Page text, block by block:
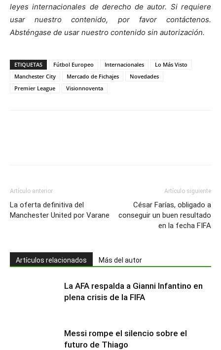
leyes internacionales de derecho de autor. Si requiere
usar nuestro contenido, por favor contáctenos.
Absténgase de usar nuestro contenido sin autorización.
ETIQUETAS Fútbol Europeo Internacionales
Lo Más Visto
Manchester City
Mercado de Fichajes
Novedades
Premier League
Visionnoventa
Artículo anterior
La oferta definitiva del
Manchester United por Varane
Artículo siguiente
César Farías, obligado a
conseguir un buen resultado
en la fecha FIFA
Artículos relacionados Más del autor
La AFA respalda a Gianni Infantino en
plena crisis de la FIFA
Messi rompe el silencio sobre el
futuro de Thiago